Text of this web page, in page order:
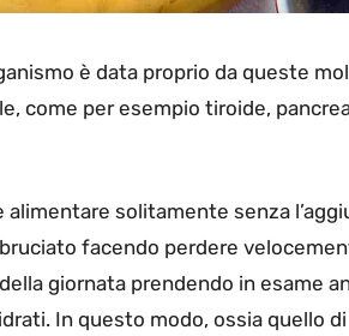
è data proprio da queste
come per esempio tiroide,
solitamente senza
facendo perdere
giornata prendendo in esame
In questo modo, ossia quello